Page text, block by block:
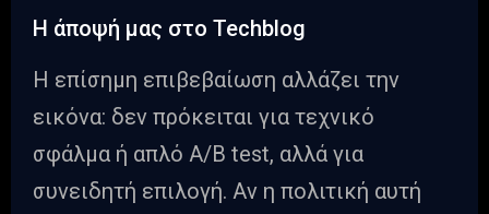
Η άποψή μας στο Techblog
Η επίσημη επιβεβαίωση αλλάζει την
εικόνα: δεν πρόκειται για τεχνικό
σφάλμα ή απλό A/B test, αλλά για
συνειδητή επιλογή. Αν η πολιτική αυτή